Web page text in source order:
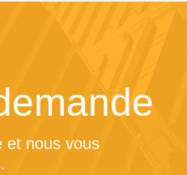
et nous vous